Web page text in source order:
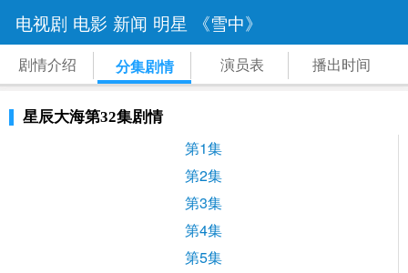
电视剧 电影 新闻 明星 《雪中》
剧情介绍 分集剧情 演员表 播出时间
星辰大海第32集剧情
第1集
第2集
第3集
第4集
第5集